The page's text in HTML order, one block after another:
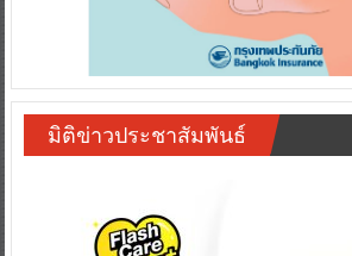
มิติข่าวประชาสัมพันธ์